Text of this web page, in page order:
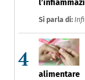
Si parla di:
4
alimentare